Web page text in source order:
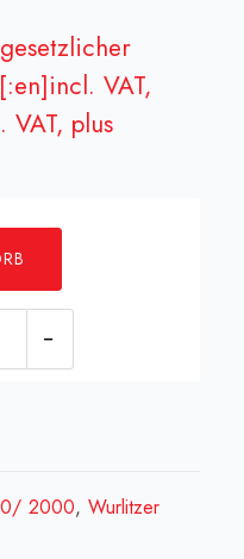
VAT,
plus
2000,Wurlitzer